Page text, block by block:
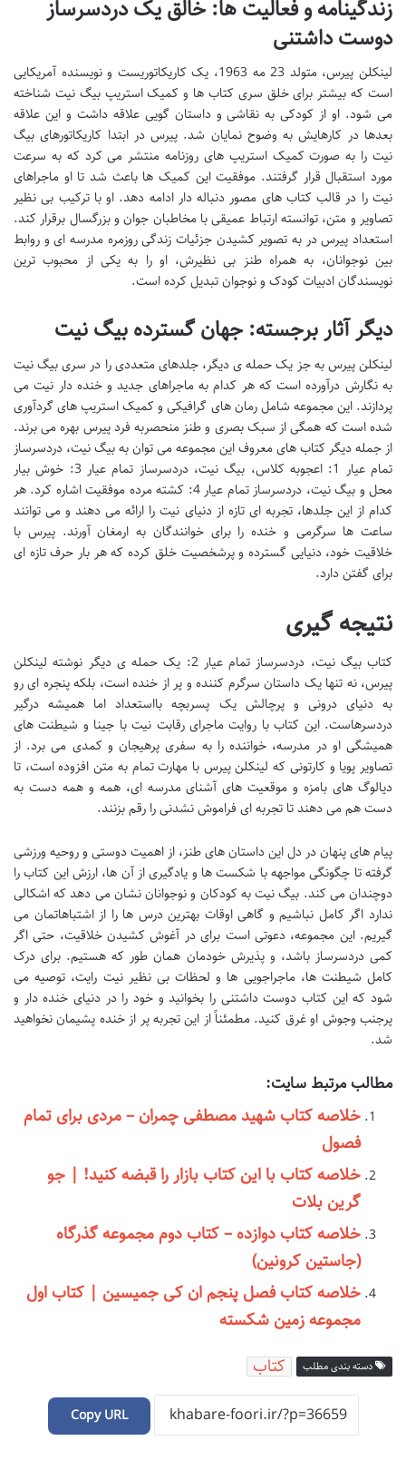
زندگینامه و فعالیت ها: خالق یک دردسرساز
دوست داشتنی
لینکلن پیرس، متولد 23 مه 1963، یک کاریکاتوریست و نویسنده آمریکایی
است که بیشتر برای خلق سری کتاب ها و کمیک استریپ بیگ نیت شناخته
می شود. او از کودکی به نقاشی و داستان گویی علاقه داشت و این علاقه
بعدها در کارهایش به وضوح نمایان شد. پیرس در ابتدا کاریکاتورهای بیگ
نیت را به صورت کمیک استریپ های روزنامه منتشر می کرد که به سرعت
مورد استقبال قرار گرفتند. موفقیت این کمیک ها باعث شد تا او ماجراهای
نیت را در قالب کتاب های مصور دنباله دار ادامه دهد. او با ترکیب بی نظیر
تصاویر و متن، توانسته ارتباط عمیقی با مخاطبان جوان و بزرگسال برقرار کند.
استعداد پیرس در به تصویر کشیدن جزئیات زندگی روزمره مدرسه ای و روابط
بین نوجوانان، به همراه طنز بی نظیرش، او را به یکی از محبوب ترین
نویسندگان ادبیات کودک و نوجوان تبدیل کرده است.
دیگر آثار برجسته: جهان گسترده بیگ نیت
لینکلن پیرس به جز یک حمله ی دیگر، جلدهای متعددی را در سری بیگ نیت
به نگارش درآورده است که هر کدام به ماجراهای جدید و خنده دار نیت می
پردازند. این مجموعه شامل رمان های گرافیکی و کمیک استریپ های گردآوری
شده است که همگی از سبک بصری و طنز منحصربه فرد پیرس بهره می برند.
از جمله دیگر کتاب های معروف این مجموعه می توان به بیگ نیت، دردسرساز
تمام عیار 1: اعجوبه کلاس، بیگ نیت، دردسرساز تمام عیار 3: خوش بیار
محل و بیگ نیت، دردسرساز تمام عیار 4: کشته مرده موفقیت اشاره کرد. هر
کدام از این جلدها، تجربه ای تازه از دنیای نیت را ارائه می دهند و می توانند
ساعت ها سرگرمی و خنده را برای خوانندگان به ارمغان آورند. پیرس با
خلاقیت خود، دنیایی گسترده و پرشخصیت خلق کرده که هر بار حرف تازه ای
برای گفتن دارد.
نتیجه گیری
کتاب بیگ نیت، دردسرساز تمام عیار 2: یک حمله ی دیگر نوشته لینکلن
پیرس، نه تنها یک داستان سرگرم کننده و پر از خنده است، بلکه پنجره ای رو
به دنیای درونی و پرچالش یک پسربچه بااستعداد اما همیشه درگیر
دردسرهاست. این کتاب با روایت ماجرای رقابت نیت با جینا و شیطنت های
همیشگی او در مدرسه، خواننده را به سفری پرهیجان و کمدی می برد. از
تصاویر پویا و کارتونی که لینکلن پیرس با مهارت تمام به متن افزوده است، تا
دیالوگ های بامزه و موقعیت های آشنای مدرسه ای، همه و همه دست به
دست هم می دهند تا تجربه ای فراموش نشدنی را رقم بزنند.
پیام های پنهان در دل این داستان های طنز، از اهمیت دوستی و روحیه ورزشی
گرفته تا چگونگی مواجهه با شکست ها و یادگیری از آن ها، ارزش این کتاب را
دوچندان می کند. بیگ نیت به کودکان و نوجوانان نشان می دهد که اشکالی
ندارد اگر کامل نباشیم و گاهی اوقات بهترین درس ها را از اشتباهاتمان می
گیریم. این مجموعه، دعوتی است برای در آغوش کشیدن خلاقیت، حتی اگر
کمی دردسرساز باشد، و پذیرش خودمان همان طور که هستیم. برای درک
کامل شیطنت ها، ماجراجویی ها و لحظات بی نظیر نیت رایت، توصیه می
شود که این کتاب دوست داشتنی را بخوانید و خود را در دنیای خنده دار و
پرجنب وجوش او غرق کنید. مطمئناً از این تجربه پر از خنده پشیمان نخواهید
شد.
مطالب مرتبط سایت:
خلاصه کتاب شهید مصطفی چمران – مردی برای تمام
فصول
خلاصه کتاب با این کتاب بازار را قبضه کنید! | جو
گرین بلات
خلاصه کتاب دوازده – کتاب دوم مجموعه گذرگاه
(جاستین کرونین)
خلاصه کتاب فصل پنجم ان کی جمیسین | کتاب اول
مجموعه زمین شکسته
دسته بندی مطلب کتاب
Copy URL